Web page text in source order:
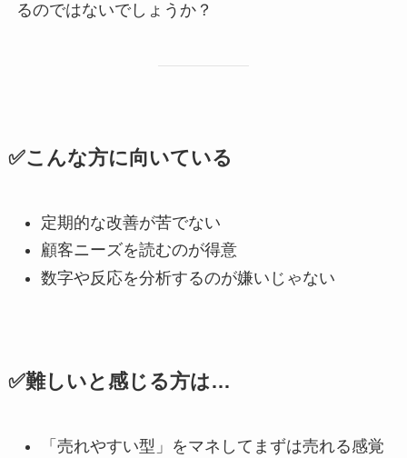
るのではないでしょうか？
✅こんな方に向いている
定期的な改善が苦でない
顧客ニーズを読むのが得意
数字や反応を分析するのが嫌いじゃない
✅難しいと感じる方は…
「売れやすい型」をマネしてまずは売れる感覚